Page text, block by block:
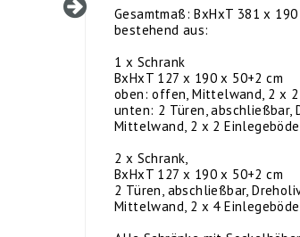
Gesamtmaß: BxHxT 381 x
bestehend aus:
1 x Schrank
BxHxT 127 x 190 x 50+2 cm
oben: offen, Mittelwand, 2 x
unten: 2 Türen, abschließbar,
Mittelwand, 2 x 2
2 x Schrank,
BxHxT 127 x 190 x 50+2 cm
2 Türen, abschließbar,
Mittelwand, 2 x 4